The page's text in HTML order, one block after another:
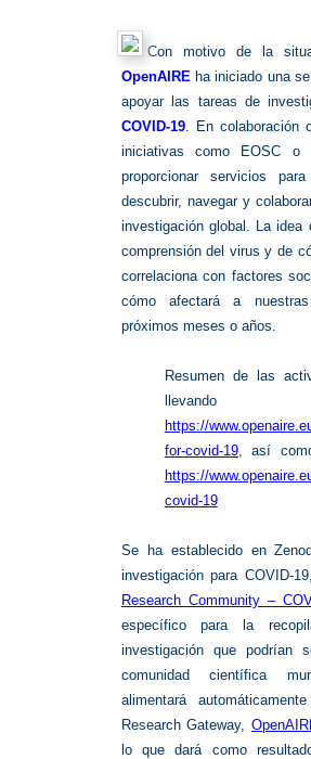
Con motivo de la
OpenAIRE ha iniciado una
apoyar las tareas de
COVID-19. En colaboración
iniciativas como EOSC
proporcionar servicios
descubrir, navegar y
investigación global. La idea
comprensión del virus y de
correlaciona con factores
cómo afectará a
próximos meses o años.
Resumen de las
https://
for-covid-19, así
https://
covid-19
Se ha establecido en
investigación para COVID-
Research Community –
específico para la
investigación que podrían
comunidad científica
alimentará
Research Gateway,
lo que dará como